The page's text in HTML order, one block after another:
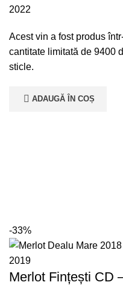
2022
Acest vin a fost produs
cantitate limitată de 9400
sticle.
ADAUGĂ ÎN COȘ
-33%
Merlot Fințești CD